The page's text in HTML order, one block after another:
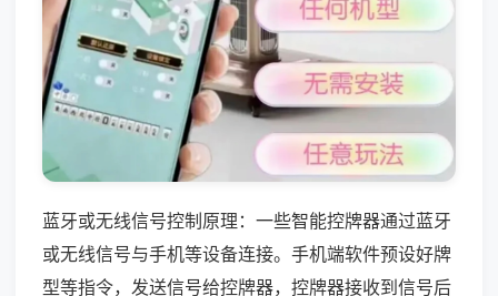
蓝牙或无线信号控制原理：一些智能控牌器通过蓝牙
或无线信号与手机等设备连接。手机端软件预设好牌
型等指令，发送信号给控牌器，控牌器接收到信号后